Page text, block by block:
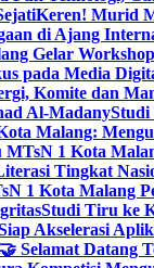
Keren! Murid
di Ajang
Gelar
pada Media
Komite dan
Al-Madany
Malang:
MTsN 1 Kota
Tingkat
1 Kota Malang
Studi Tiru ke
Akselerasi
Selamat Datang